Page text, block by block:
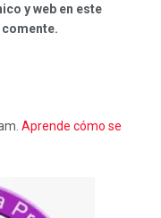
y web en este
Aprende cómo se